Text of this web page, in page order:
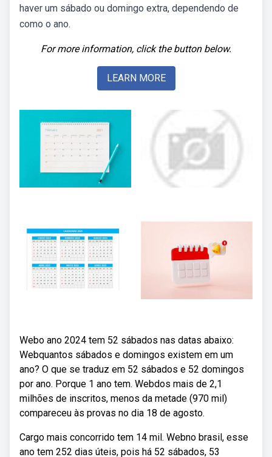
haver um sábado ou domingo extra, dependendo de
como o ano.
For more information, click the button below.
LEARN MORE
Webo ano 2024 tem 52 sábados nas datas abaixo:
Webquantos sábados e domingos existem em um
ano? O que se traduz em 52 sábados e 52 domingos
por ano. Porque 1 ano tem. Webdos mais de 2,1
milhões de inscritos, menos da metade (970 mil)
compareceu às provas no dia 18 de agosto.
Cargo mais concorrido tem 14 mil. Webno brasil, esse
ano tem 252 dias úteis, pois há 52 sábados, 53